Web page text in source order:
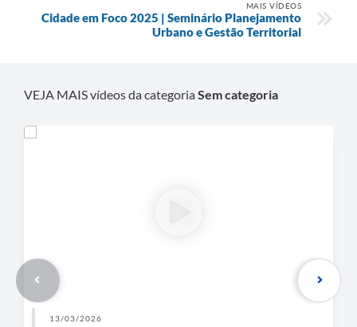
MAIS VÍDEOS
Cidade em Foco 2025 | Seminário Planejamento
Urbano e Gestão Territorial
VEJA MAIS vídeos da categoriaSem categoria
13/03/2026